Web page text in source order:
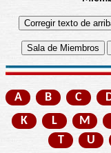
A B C
K
L M
T U